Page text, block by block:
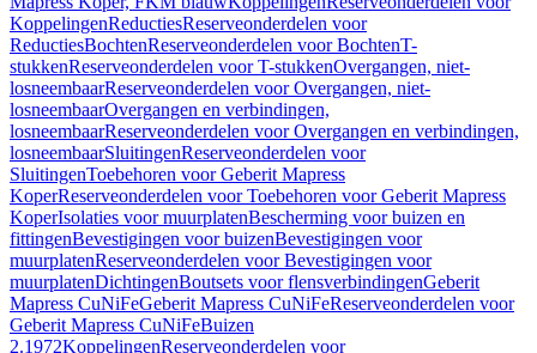
KoppelingenReductiesReserveonderdelen voor
ReductiesBochtenReserveonderdelen voor BochtenT-
stukkenReserveonderdelen voor T-stukkenOvergangen, niet-
losneembaarReserveonderdelen voor Overgangen, niet-
losneembaarOvergangen en verbindingen,
losneembaarReserveonderdelen voor Overgangen en verbindingen,
losneembaarSluitingenReserveonderdelen voor
SluitingenToebehoren voor Geberit Mapress
KoperReserveonderdelen voor Toebehoren voor Geberit Mapress
KoperIsolaties voor muurplatenBescherming voor buizen en
fittingenBevestigingen voor buizenBevestigingen voor
muurplatenReserveonderdelen voor Bevestigingen voor
muurplatenDichtingenBoutsets voor flensverbindingenGeberit
Mapress CuNiFeGeberit Mapress CuNiFeReserveonderdelen voor
Geberit Mapress CuNiFeBuizen
2.1972KoppelingenReserveonderdelen voor